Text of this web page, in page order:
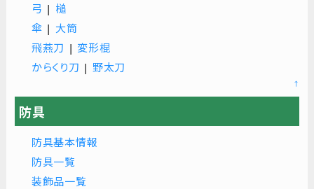
弓 | 槌
傘 | 大筒
飛燕刀 | 変形棍
からくり刀 | 野太刀
↑
防具
防具基本情報
防具一覧
装飾品一覧